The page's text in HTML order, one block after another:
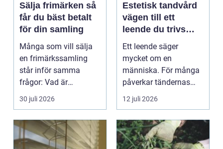
Sälja frimärken så
får du bäst betalt
för din samling
Många som vill sälja
en frimärkssamling
står inför samma
frågor: Vad är
samlingen värd? Var
vänder m...
30 juli 2026
Estetisk tandvård
vägen till ett
leende du trivs
med
Ett leende säger
mycket om en
människa. För många
påverkar tändernas
utseende både
självförtroendet ...
12 juli 2026